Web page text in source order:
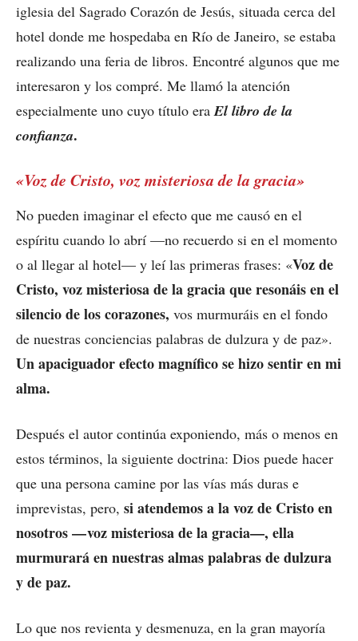
iglesia del Sagrado Corazón de Jesús, situada cerca del
hotel donde me hospedaba en Río de Janeiro, se estaba
realizando una feria de libros. Encontré algunos que me
interesaron y los compré. Me llamó la atención
especialmente uno cuyo título era El libro de la
confianza.
«Voz de Cristo, voz misteriosa de la gracia»
No pueden imaginar el efecto que me causó en el
espíritu cuando lo abrí —no recuerdo si en el momento
o al llegar al hotel— y leí las primeras frases: «Voz de
Cristo, voz misteriosa de la gracia que resonáis en el
silencio de los corazones, vos murmuráis en el fondo
de nuestras conciencias palabras de dulzura y de paz».
Un apaciguador efecto magnífico se hizo sentir en mi
alma.
Después el autor continúa exponiendo, más o menos en
estos términos, la siguiente doctrina: Dios puede hacer
que una persona camine por las vías más duras e
imprevistas, pero, si atendemos a la voz de Cristo en
nosotros — voz misteriosa de la gracia—, ella
murmurará en nuestras almas palabras de dulzura
y de paz.
Lo que nos revienta y desmenuza, en la gran mayoría